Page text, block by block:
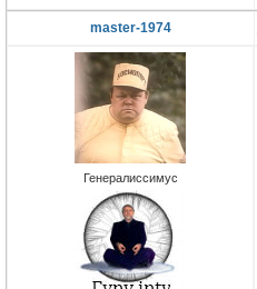
master-1974
Генералиссимус